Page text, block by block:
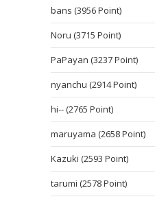
bans (3956 Point)
Noru (3715 Point)
PaPayan (3237 Point)
nyanchu (2914 Point)
hi-- (2765 Point)
maruyama (2658 Point)
Kazuki (2593 Point)
tarumi (2578 Point)